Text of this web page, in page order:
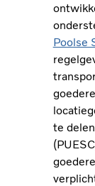
Poolse
te